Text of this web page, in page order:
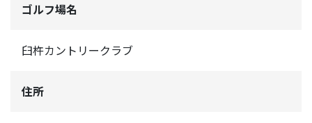
ゴルフ場名
臼杵カントリークラブ
住所